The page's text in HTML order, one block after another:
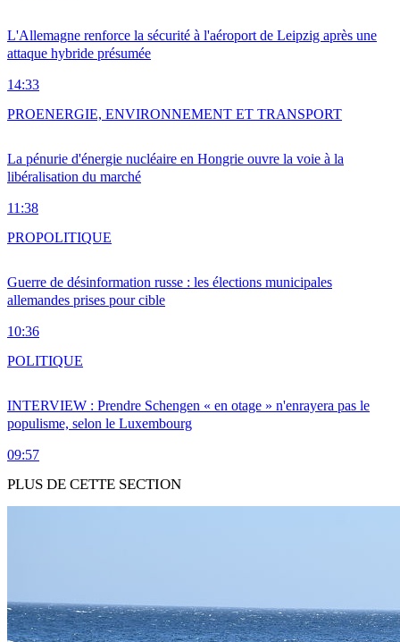
L'Allemagne renforce la sécurité à l'aéroport de Leipzig après une
attaque hybride présumée
14:33
La pénurie d'énergie nucléaire en Hongrie ouvre la voie à la
libéralisation du marché
11:38
PROENERGIE, ENVIRONNEMENT ET TRANSPORT
Guerre de désinformation russe : les élections municipales
allemandes prises pour cible
10:36
PROPOLITIQUE
INTERVIEW : Prendre Schengen « en otage » n'enrayera pas le
populisme, selon le Luxembourg
09:57
POLITIQUE
PLUS DE CETTE SECTION